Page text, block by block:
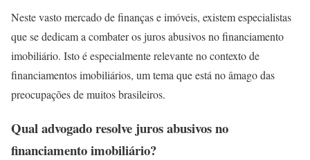
Neste vasto mercado de finanças e imóveis, existem especialistas
que se dedicam a combater os juros abusivos no financiamento
imobiliário. Isto é especialmente relevante no contexto de
financiamentos imobiliários, um tema que está no âmago das
preocupações de muitos brasileiros.
Qual advogado resolve juros abusivos no
financiamento imobiliário?